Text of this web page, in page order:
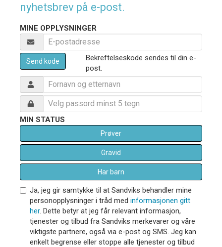
nyhetsbrev på e-post.
MINE OPPLYSNINGER
Send kode
Bekreftelseskode sendes til din e-
post.
MIN STATUS
Prøver
Gravid
Har barn
Ja, jeg gir samtykke til at Sandviks behandler mine
personopplysninger i tråd med informasjonen gitt
her. Dette betyr at jeg får relevant informasjon,
tjenester og tilbud fra Sandviks merkevarer og våre
viktigste partnere, også via e-post og SMS. Jeg kan
enkelt begrense eller stoppe alle tjenester og tilbud